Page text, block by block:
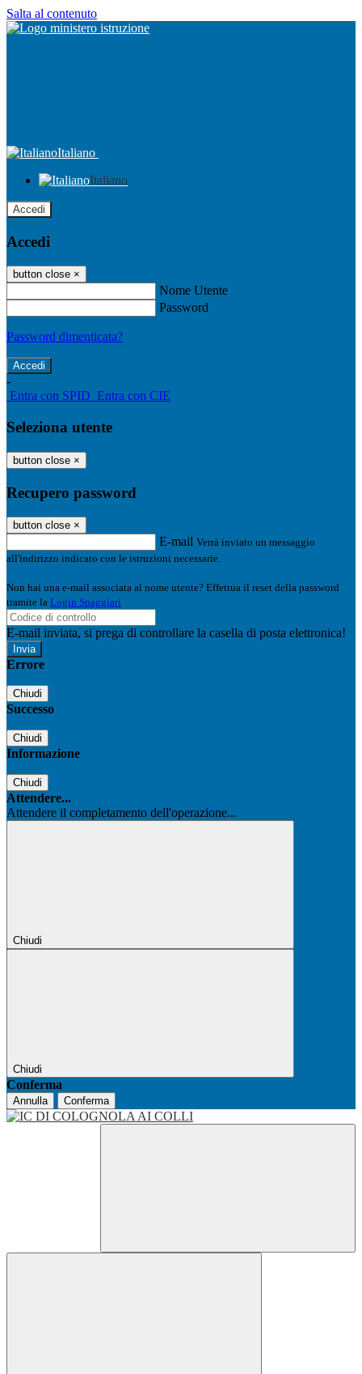
Salta al contenuto
Italiano
Italiano
Accedi
Accedi
button close ×
Nome Utente
Password
Password dimenticata?
-
Entra con SPID Entra con CIE
Seleziona utente
button close ×
Recupero password
button close ×
E-mail Verrà inviato un messaggio
all'indirizzo indicato con le istruzioni necessarie.
Non hai una e-mail associata al nome utente? Effettua il reset della password
tramite la Login Spaggiari
E-mail inviata, si prega di controllare la casella di posta elettronica!
Errore
Chiudi
Successo
Chiudi
Informazione
Chiudi
Attendere...
Attendere il completamento dell'operazione...
Chiudi
Chiudi
Conferma
Annulla Conferma